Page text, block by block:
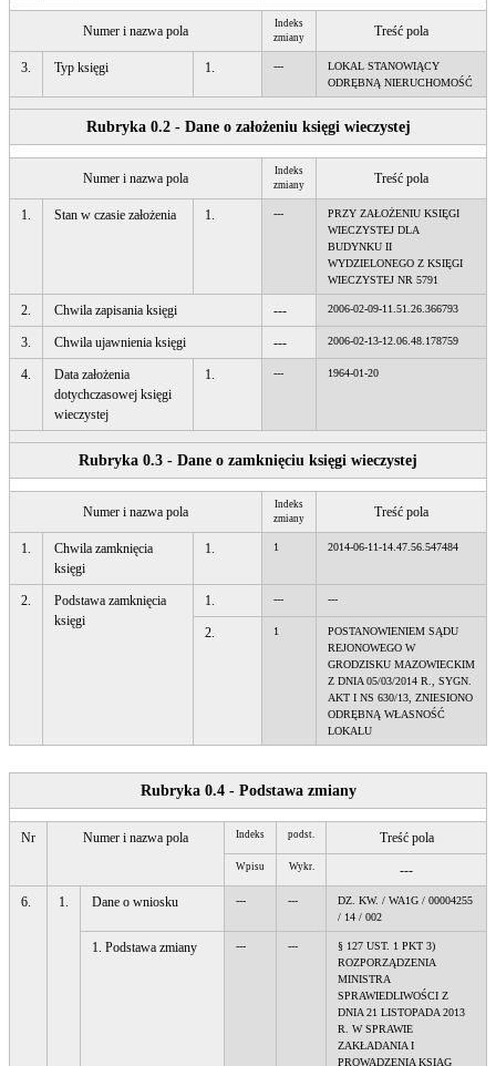
Numer i nazwa pola
Indeks
zmiany
Treść pola
3. Typ księgi 1. ---
LOKAL STANOWIĄCY
ODRĘBNĄ NIERUCHOMOŚĆ
Rubryka 0.2 - Dane o założeniu księgi wieczystej
Numer i nazwa pola
Indeks
zmiany
Treść pola
1. Stan w czasie założenia 1. ---
PRZY ZAŁOŻENIU KSIĘGI
WIECZYSTEJ DLA
BUDYNKU II
WYDZIELONEGO Z KSIĘGI
WIECZYSTEJ NR 5791
2. Chwila zapisania księgi --- 2006-02-09-11.51.26.366793
3. Chwila ujawnienia księgi --- 2006-02-13-12.06.48.178759
4.
Data założenia
dotychczasowej księgi
wieczystej
1. --- 1964-01-20
Rubryka 0.3 - Dane o zamknięciu księgi wieczystej
Numer i nazwa pola
Indeks
zmiany
Treść pola
1.
Chwila zamknięcia
księgi
1. 1 2014-06-11-14.47.56.547484
2.
Podstawa zamknięcia
księgi
1. --- ---
2. 1
POSTANOWIENIEM SĄDU
REJONOWEGO W
GRODZISKU MAZOWIECKIM
Z DNIA 05/03/2014 R., SYGN.
AKT I NS 630/13, ZNIESIONO
ODRĘBNĄ WŁASNOŚĆ
LOKALU
Rubryka 0.4 - Podstawa zmiany
Nr Numer i nazwa pola Indeks podst. Treść pola
Wpisu Wykr. ---
6. 1. Dane o wniosku --- ---
DZ. KW. / WA1G / 00004255
/ 14 / 002
1. Podstawa zmiany --- ---
§ 127 UST. 1 PKT 3)
ROZPORZĄDZENIA
MINISTRA
SPRAWIEDLIWOŚCI Z
DNIA 21 LISTOPADA 2013
R. W SPRAWIE
ZAKŁADANIA I
PROWADZENIA KSIĄG